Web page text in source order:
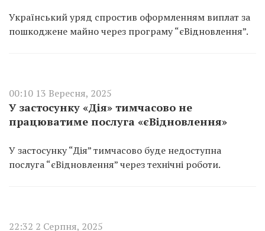
Український уряд спростив оформленням виплат за
пошкоджене майно через програму “єВідновлення”.
00:10 13 Вересня, 2025
У застосунку «Дія» тимчасово не
працюватиме послуга «єВідновлення»
У застосунку “Дія” тимчасово буде недоступна
послуга “єВідновлення” через технічні роботи.
22:32 2 Серпня, 2025